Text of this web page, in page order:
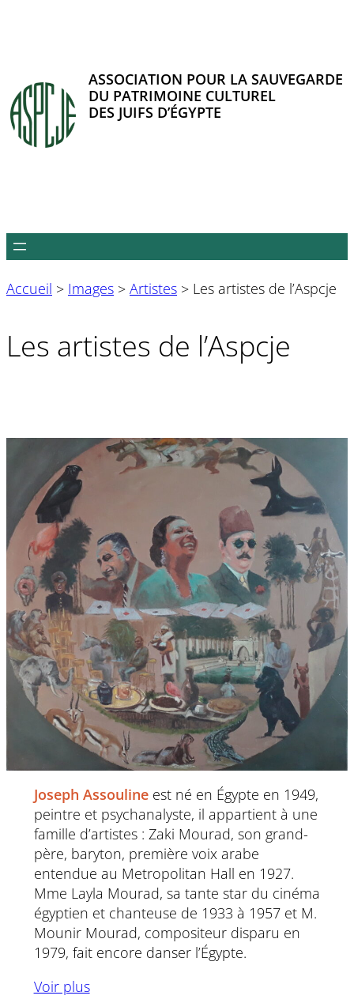
ASSOCIATION POUR LA SAUVEGARDE
DU PATRIMOINE CULTUREL
DES JUIFS D’ÉGYPTE
Accueil > Images > Artistes > Les artistes de l’Aspcje
Les artistes de l’Aspcje
Joseph Assoulineest né en Égypte en 1949,
peintre et psychanalyste, il appartient à une
famille d’artistes : Zaki Mourad, son grand-
père, baryton, première voix arabe
entendue au Metropolitan Hall en 1927.
Mme Layla Mourad, sa tante star du cinéma
égyptien et chanteuse de 1933 à 1957 et M.
Mounir Mourad, compositeur disparu en
1979, fait encore danser l’Égypte.
Voir plus